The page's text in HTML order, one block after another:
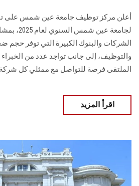
سجل الان
أعلن مركز توظيف جامعة عين شمس على
لجامعة عين
الشركات والبنوك الكبيرة التي توفر
والتوظيف، إلى جانب تواجد عدد من
الملتقى فرصة للتواصل مع ممثلي كل
اقرأ المزيد